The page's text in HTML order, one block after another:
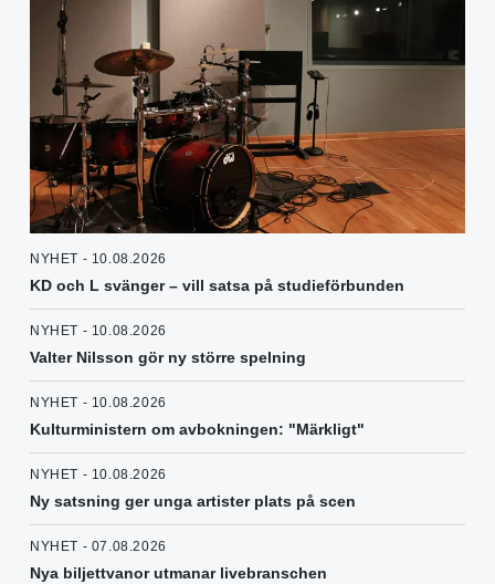
NYHET - 10.08.2026
KD och L svänger – vill satsa på studieförbunden
NYHET - 10.08.2026
Valter Nilsson gör ny större spelning
NYHET - 10.08.2026
Kulturministern om avbokningen: "Märkligt"
NYHET - 10.08.2026
Ny satsning ger unga artister plats på scen
NYHET - 07.08.2026
Nya biljettvanor utmanar livebranschen